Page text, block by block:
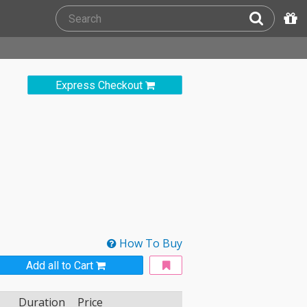
Express Checkout
How To Buy
Add all to Cart
Duration Price